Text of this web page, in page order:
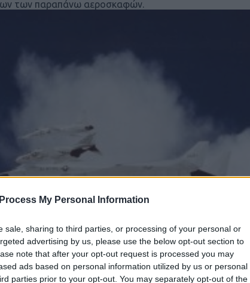
My Personal Information
sale, sharing to third parties, or processing of your personal or
advertising by us, please use the below opt-out section to
note that after your opt-out request is processed you may
ads based on personal information utilized by us or personal
parties prior to your opt-out. You may separately opt-out of the
των παραπάνω αεροσκαφών.